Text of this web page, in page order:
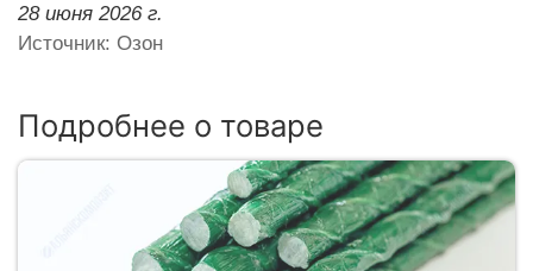
28 июня 2026 г.
Источник: Озон
Подробнее о товаре